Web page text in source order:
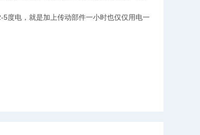
度电，就是加上传动部件一小时也仅仅用电一